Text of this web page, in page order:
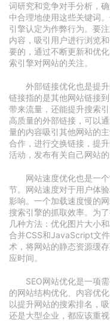
词研究和竞争对手分析，
中合理地使用这些关键词
引擎认定为作弊行为。要
内容，吸引用户进行浏览
要的，通过不断更新和优
索引擎对网站的关注。
外部链接优化也是提
链接指的是其他网站链接
带来流量，还能提升搜索
高质量的外部链接，可以
量的内容吸引其他网站的
合作，进行交换链接，提
活动，发布有关自己网站
网站速度优化也是一
节。网站速度对于用户体
影响。一个加载速度慢的
搜索引擎的抓取效率。为
几种方法：优化图片大小
合并CSS和JavaScript文
术，将网站的静态资源缓
应时间。
SEO网站优化是一项
的网站结构优化、内容优
以提升网站的搜索排名，
还是大型企业，都应该重